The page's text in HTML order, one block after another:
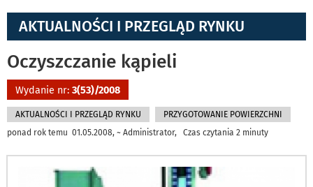
AKTUALNOŚCI I PRZEGLĄD RYNKU
Oczyszczanie kąpieli
Wydanie nr: 3(53)/2008
AKTUALNOŚCI I PRZEGLĄD RYNKU
PRZYGOTOWANIE POWIERZCHNI
ponad rok temu 01.05.2008, ~ Administrator, Czas czytania 2 minuty